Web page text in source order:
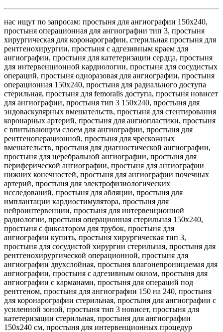
нас ищут по запросам: простыня для ангиографии 150х240,
простыня операционная для ангиографии тип 3, простыня
хирургическая для коронарографии, стерильная простыня для
рентгенохирургии, простыня с адгезивным краем для
ангиографии, простыня для катетеризации сердца, простыня
для интервенционной кардиологии, простыня для сосудистых
операций, простыня одноразовая для ангиографии, простыня
операционная 150х240, простыня для радиального доступа
стерильная, простыня для femoralis доступа, простыня новисет
для ангиографии, простыня тип 3 150х240, простыня для
эндоваскулярных вмешательств, простыня для стентирования
коронарных артерий, простыня для ангиопластики, простыня
с впитывающим слоем для ангиографии, простыня для
рентгеноперационной, простыня для чрескожных
вмешательств, простыня для диагностической ангиографии,
простыня для церебральной ангиографии, простыня для
периферической ангиографии, простыня для ангиографии
нижних конечностей, простыня для ангиографии почечных
артерий, простыня для электрофизиологических
исследований, простыня для абляции, простыня для
имплантации кардиостимулятора, простыня для
нейроинтервенции, простыня для интервенционной
радиологии, простыня операционная стерильная 150х240,
простыня с фиксатором для трубок, простыня для
ангиографии купить, простыня хирургическая тип 3,
простыня для сосудистой хирургии стерильная, простыня для
рентгенохирургической операционной, простыня для
ангиографии двухслойная, простыня влагонепроницаемая для
ангиографии, простыня с адгезивным окном, простыня для
ангиографии с карманами, простыня для операций под
рентгеном, простыня для ангиографии 150 на 240, простыня
для коронарографии стерильная, простыня для ангиографии с
усиленной зоной, простыня тип 3 новисет, простыня для
катетеризации стерильная, простыня для ангиографии
150х240 см, простыня для интервенционных процедур